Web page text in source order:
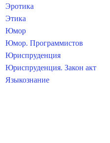
Эротика
Этика
Юмор
Юмор. Программистов
Юриспруденция
Юриспруденция. Закон акт
Языкознание